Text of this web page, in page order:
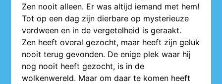
Zen nooit alleen. Er was altijd iemand met hem!
Tot op een dag zijn dierbare op mysterieuze
verdween en in de vergetelheid is geraakt.
Zen heeft overal gezocht, maar heeft zijn geluk
nooit terug gevonden. De enige plek waar hij
nog nooit heeft gezocht, is in de
wolkenwereld. Maar om daar te komen heeft